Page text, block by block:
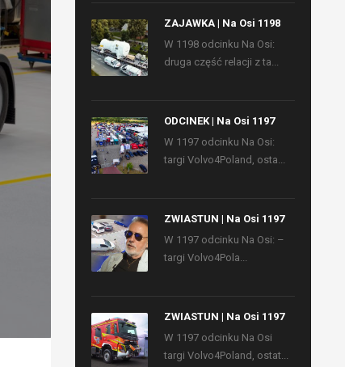
ZAJAWKA | Na Osi 1198
W 1198 odcinku Na Osi:
druga część relacji z ta...
ODCINEK | Na Osi 1197
W 1197 odcinku Na Osi:
targi Volvo4Poland, osta...
ZWIASTUN | Na Osi 1197
W 1197 odcinku Na Osi: –
targi Volvo4Pola...
ZWIASTUN | Na Osi 1197
W 1197 odcinku Na Osi
targi Volvo4Poland, ostat...